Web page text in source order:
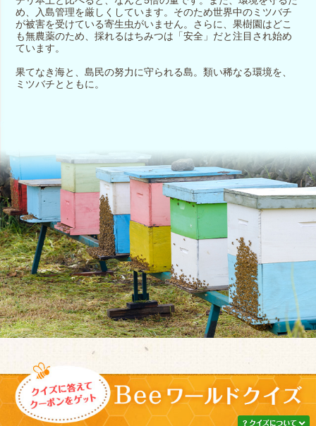
め、入島管理を厳しくしています。そのため世界中のミツバチ
が被害を受けている寄生虫がいません。さらに、果樹園はどこ
も無農薬のため、採れるはちみつは「安全」だと注目され始め
ています。
果てなき海と、島民の努力に守られる島。類い稀なる環境を、
ミツバチとともに。